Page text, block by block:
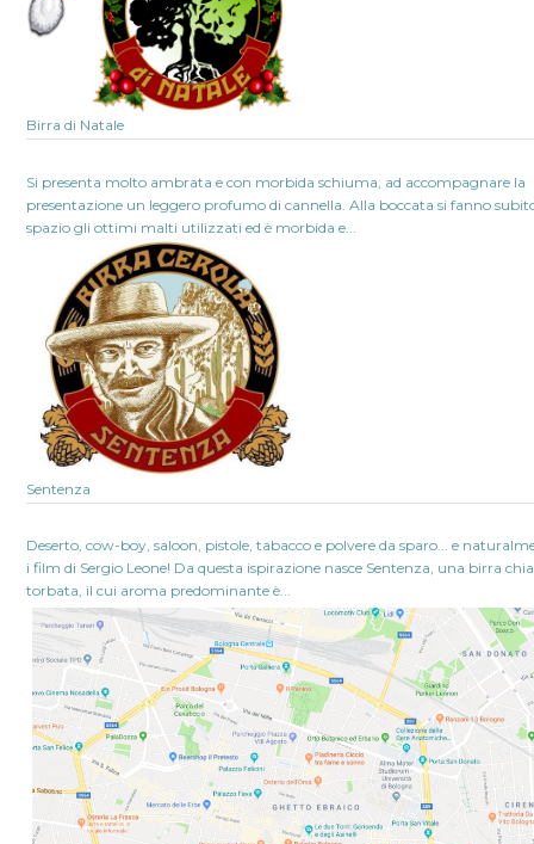
Birra di Natale
Si presenta molto ambrata e con morbida schiuma, ad accompagnare la
presentazione un leggero profumo di cannella. Alla boccata si fanno
spazio gli ottimi malti utilizzati ed è morbida e...
Sentenza
Deserto, cow-boy, saloon, pistole, tabacco e polvere da sparo... e
i film di Sergio Leone! Da questa ispirazione nasce Sentenza, una birra
torbata, il cui aroma predominante è...